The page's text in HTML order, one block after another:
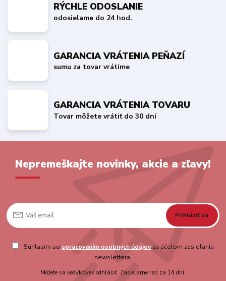
RÝCHLE ODOSLANIE
odosielame do 24 hod.
GARANCIA VRÁTENIA PEŇAZÍ
sumu za tovar vrátime
GARANCIA VRÁTENIA TOVARU
Tovar môžete vrátiť do 30 dní
Nepremeškajte novinky, akcie a zľavy!
Prihlásiť sa
Súhlasím so spracovaním osobných údajovza účelom zasielania
newslettera.
Môžete sa kedykoľvek odhlásiť. Zasielame raz za 14 dní.